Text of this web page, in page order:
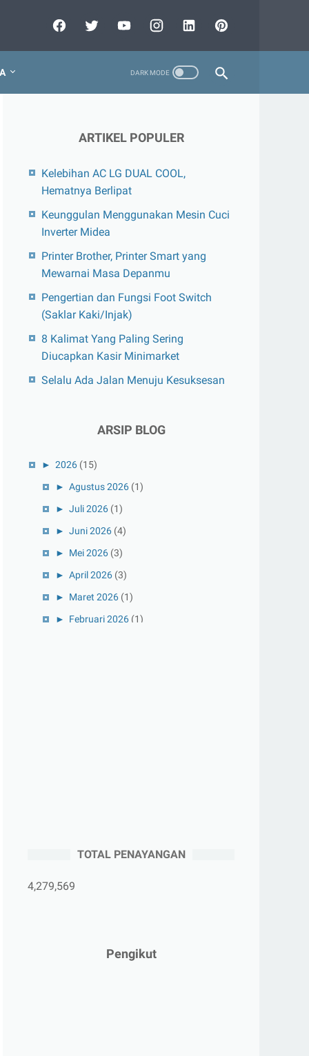
ARTIKEL POPULER
Kelebihan AC LG DUAL COOL,
Hematnya Berlipat
Keunggulan Menggunakan Mesin Cuci
Inverter Midea
Printer Brother, Printer Smart yang
Mewarnai Masa Depanmu
Pengertian dan Fungsi Foot Switch
(Saklar Kaki/Injak)
8 Kalimat Yang Paling Sering
Diucapkan Kasir Minimarket
Selalu Ada Jalan Menuju Kesuksesan
ARSIP BLOG
► 2026 (15)
► Agustus 2026 (1)
► Juli 2026 (1)
► Juni 2026 (4)
► Mei 2026 (3)
► April 2026 (3)
► Maret 2026 (1)
► Februari 2026 (1)
April 2025 (5)
►Maret 2025
TOTAL PENAYANGAN
4,279,569
Pengikut